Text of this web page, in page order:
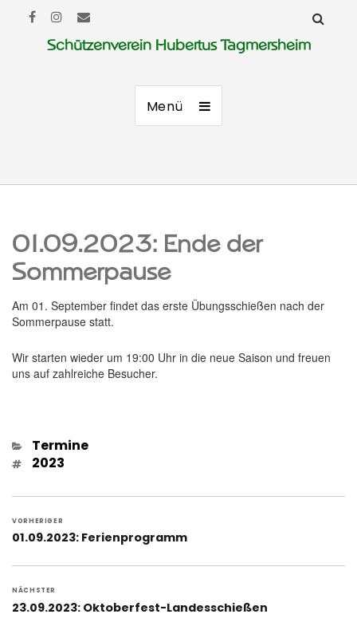
Schützenverein Hubertus Tagmersheim
Menü
01.09.2023: Ende der
Sommerpause
Am 01. September findet das erste Übungsschießen nach der
Sommerpause statt.
Wir starten wieder um 19:00 Uhr in die neue Saison und freuen
uns auf zahlreiche Besucher.
Kategorien
Termine
Schlagwörter
2023
Beitragsnavigation
VORHERIGER
Vorheriger
01.09.2023: Ferienprogramm
NÄCHSTER
Nächster
23.09.2023: Oktoberfest-Landesschießen